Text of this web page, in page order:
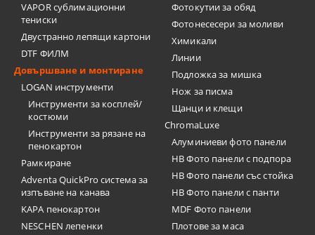
VAPOR сублимационни
тениски
Двустранно лепящи картони
DTF ФИЛМ
Довършване и монтиране
LOGAN инструменти
Инструменти за косплей/
костюми
Инструменти за рязане на
пенокартон
Рамкиране
Adventa QuickPro система за
изпъване на канава
KAPA пенокартон
NESCHEN лепенки
Фотокутии за обяд
Фотонесесери за моливи
Химикали
Линии
Подложка за мишка
Нож за писма
Щанци и клещи
ChromaLuxe
Алуминиеви фото панели
HB Фото панели с подпора
HB Фото панели със стойка
HB Фото панели с панти
MDF Фото панели
Плотове за маса